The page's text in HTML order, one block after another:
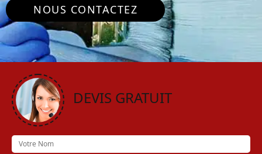
NOUS CONTACTEZ
DEVIS GRATUIT